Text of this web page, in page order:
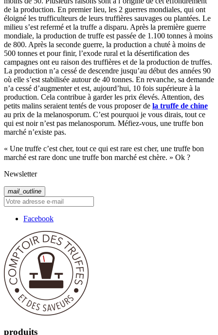
de la production. En premier lieu, les 2 guerres mondiales, qui ont
éloigné les trufficulteurs de leurs truffières sauvages ou plantées. Le
milieu s’est refermé et la truffe a disparu. Après la première guerre
mondiale, la production de truffe est passée de 1.100 tonnes à moins
de 800. Après la seconde guerre, la production a chuté à moins de
500 tonnes et pour finir, l’exode rural et la désertification des
campagnes ont eu raison des truffières et de la production de truffes.
La production n’a cessé de descendre jusqu’au début des années 90
où elle s’est stabilisée autour de 40 tonnes. En revanche, sa demande
n’a cessé d’augmenter et est, aujourd’hui, 10 fois supérieure à la
production. Cela contribue à garder les prix élevés. Attention, des
petits malins seraient tentés de vous proposer de la truffe de chine
au prix de la melanosporum. C’est pourquoi je vous dirais, tout ce
qui est noir n’est pas melanosporum. Méfiez-vous, une truffe bon
marché n’existe pas.
« Une truffe c’est cher, tout ce qui est rare est cher, une truffe bon
marché est rare donc une truffe bon marché est chère. » Ok ?
Newsletter
mail_outline
Facebook
produits